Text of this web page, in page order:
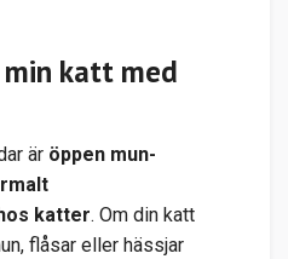
katt med
är öppen mun-
katter. Om din katt
flåsar eller hässjar